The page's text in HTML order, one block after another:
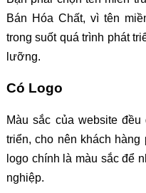
Bán Hóa Chất, vì tên
trong suốt quá trình phát
lưỡng.
Có Logo
Màu sắc của website
triển, cho nên khách
logo chính là màu sắc để
nghiệp.